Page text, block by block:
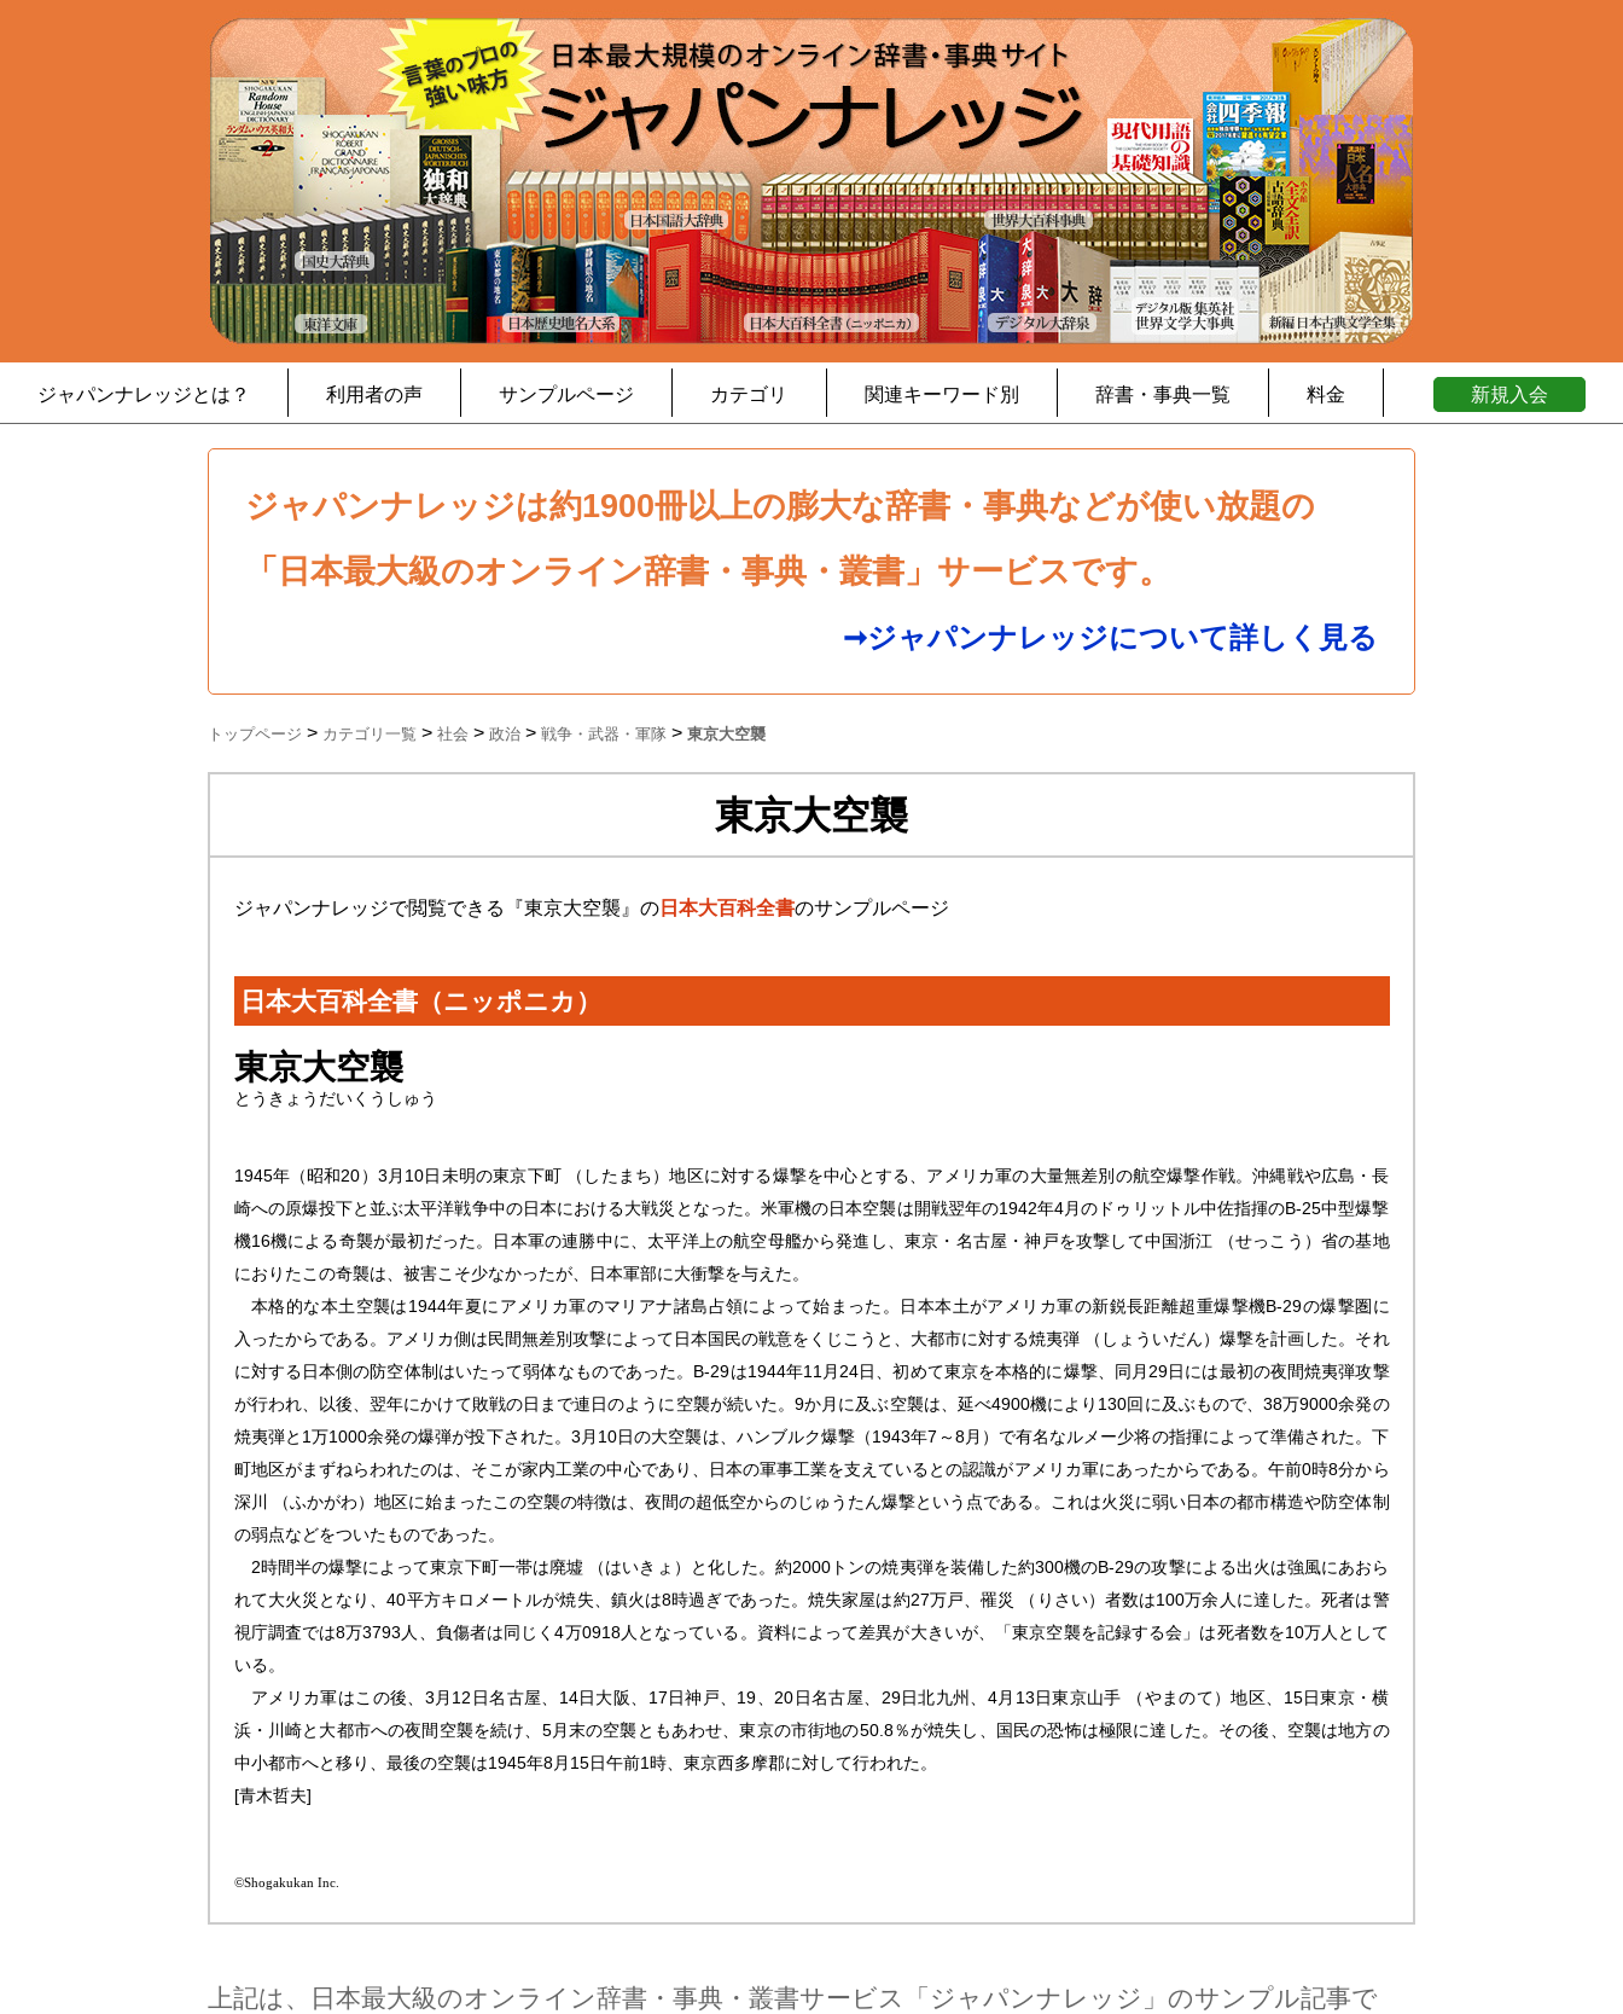
ジャパンナレッジとは？ 利用者の声 サンプルページ カテゴリ 関連キーワード別 辞書・事典一覧 料金 新規入会
ジャパンナレッジは約1900冊以上の膨大な辞書・事典などが使い放題の
「日本最大級のオンライン辞書・事典・叢書」サービスです。
➞ジャパンナレッジについて詳しく見る
トップページ > カテゴリ一覧 > 社会 > 政治 > 戦争・武器・軍隊 > 東京大空襲
東京大空襲
ジャパンナレッジで閲覧できる『東京大空襲』の日本大百科全書のサンプルページ
日本大百科全書（ニッポニカ）
東京大空襲
とうきょうだいくうしゅう
1945年（昭和20）3月10日未明の東京下町 （したまち）地区に対する爆撃を中心とする、アメリカ軍の大量無差別の航空爆撃作戦。沖縄戦や広島・長
崎への原爆投下と並ぶ太平洋戦争中の日本における大戦災となった。米軍機の日本空襲は開戦翌年の1942年4月のドゥリットル中佐指揮のB-25中型爆撃
機16機による奇襲が最初だった。日本軍の連勝中に、太平洋上の航空母艦から発進し、東京・名古屋・神戸を攻撃して中国浙江 （せっこう）省の基地
におりたこの奇襲は、被害こそ少なかったが、日本軍部に大衝撃を与えた。
本格的な本土空襲は1944年夏にアメリカ軍のマリアナ諸島占領によって始まった。日本本土がアメリカ軍の新鋭長距離超重爆撃機B-29の爆撃圏に
入ったからである。アメリカ側は民間無差別攻撃によって日本国民の戦意をくじこうと、大都市に対する焼夷弾 （しょういだん）爆撃を計画した。それ
に対する日本側の防空体制はいたって弱体なものであった。B-29は1944年11月24日、初めて東京を本格的に爆撃、同月29日には最初の夜間焼夷弾攻撃
が行われ、以後、翌年にかけて敗戦の日まで連日のように空襲が続いた。9か月に及ぶ空襲は、延べ4900機により130回に及ぶもので、38万9000余発の
焼夷弾と1万1000余発の爆弾が投下された。3月10日の大空襲は、ハンブルク爆撃（1943年7～8月）で有名なルメー少将の指揮によって準備された。下
町地区がまずねらわれたのは、そこが家内工業の中心であり、日本の軍事工業を支えているとの認識がアメリカ軍にあったからである。午前0時8分から
深川 （ふかがわ）地区に始まったこの空襲の特徴は、夜間の超低空からのじゅうたん爆撃という点である。これは火災に弱い日本の都市構造や防空体制
の弱点などをついたものであった。
2時間半の爆撃によって東京下町一帯は廃墟 （はいきょ）と化した。約2000トンの焼夷弾を装備した約300機のB-29の攻撃による出火は強風にあおら
れて大火災となり、40平方キロメートルが焼失、鎮火は8時過ぎであった。焼失家屋は約27万戸、罹災 （りさい）者数は100万余人に達した。死者は警
視庁調査では8万3793人、負傷者は同じく4万0918人となっている。資料によって差異が大きいが、「東京空襲を記録する会」は死者数を10万人として
いる。
アメリカ軍はこの後、3月12日名古屋、14日大阪、17日神戸、19、20日名古屋、29日北九州、4月13日東京山手 （やまのて）地区、15日東京・横
浜・川崎と大都市への夜間空襲を続け、5月末の空襲ともあわせ、東京の市街地の50.8％が焼失し、国民の恐怖は極限に達した。その後、空襲は地方の
中小都市へと移り、最後の空襲は1945年8月15日午前1時、東京西多摩郡に対して行われた。
[青木哲夫]
©Shogakukan Inc.
上記は、日本最大級のオンライン辞書・事典・叢書サービス「ジャパンナレッジ」のサンプル記事で